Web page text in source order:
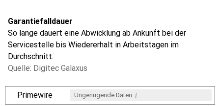
Garantiefalldauer
So lange dauert eine Abwicklung ab Ankunft bei der
Servicestelle bis Wiedererhalt in Arbeitstagen im
Durchschnitt.
Quelle: Digitec Galaxus
Primewire Ungenügende Daten i